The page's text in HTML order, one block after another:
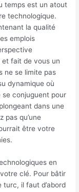
temps est un atout
technologique.
la qualité
emplois
fait de vous un
ne se limite pas
dynamique où
se conjuguent pour
dans une
pas qu’une
être votre
en
clé. Pour bâtir
il faut d’abord